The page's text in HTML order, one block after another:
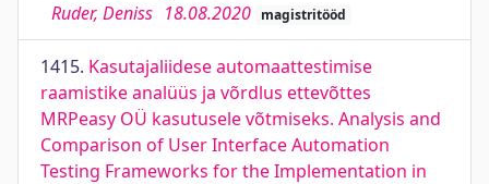
Ruder, Deniss 18.08.2020 magistritööd
1415. Kasutajaliidese automaattestimise
raamistike analüüs ja võrdlus ettevõttes
MRPeasy OÜ kasutusele võtmiseks. Analysis and
Comparison of User Interface Automation
Testing Frameworks for the Implementation in